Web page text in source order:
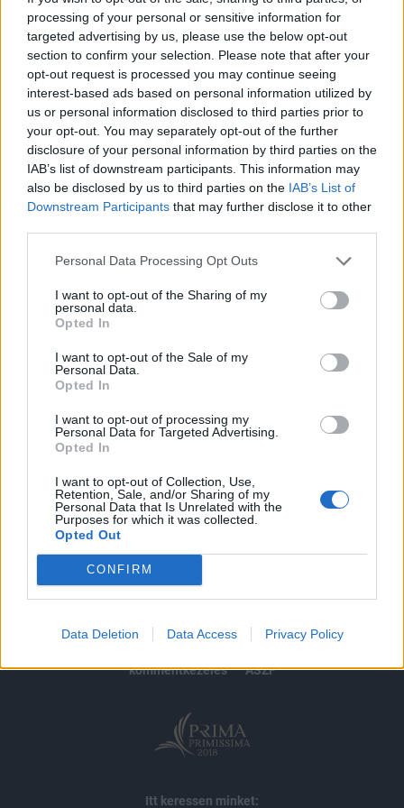
processing of your personal or sensitive information for
targeted advertising by us, please use the below opt-out
section to confirm your selection. Please note that after your
opt-out request is processed you may continue seeing
interest-based ads based on personal information utilized by
us or personal information disclosed to third parties prior to
your opt-out. You may separately opt-out of the further
disclosure of your personal information by third parties on the
IAB’s list of downstream participants. This information may
also be disclosed by us to third parties on the IAB’s List of
Downstream Participants that may further disclose it to other
Personal Data Processing Opt Outs
I want to opt-out of the Sharing of my
personal data.
Opted In
I want to opt-out of the Sale of my
Personal Data.
Opted In
I want to opt-out of processing my
Personal Data for Targeted Advertising.
Opted In
I want to opt-out of Collection, Use,
Retention, Sale, and/or Sharing of my
Personal Data that Is Unrelated with the
Purposes for which it was collected.
Opted Out
CONFIRM
Data Deletion Data Access Privacy Policy
többek között döntenek az alaptőke felemeléséről, és arról
is, hogy Schóbert Norbert a társaság rendelkezésére
bocsátja a tulajdonában lévő védjegyeket A társaság új
felsővezetőket is választ, Erényi Balázst a Norbi Update
Lowcarb igazgatótanácsának tagjává...
KEDVES OLVASÓNK!
A keresett cikk a portfolio.hu hírarchívumához
tartozik, melynek olvasása előfizetéses
regisztrációhoz kötött.
Az előfizetés a következőket tartalmazza:
Portfolio.hu teljes cikkarchívum
Kötéslisták: BÉT elmúlt 2 év napon belüli
kötéslistái
MÁR ELŐFIZETŐNK VAGY?BEJELENTKEZÉS
© 2026 Portfolio
adatvédelem
szerzői jogok médiaajánlat
karrier
kommentkezelés
ÁSZF
Itt keressen minket: